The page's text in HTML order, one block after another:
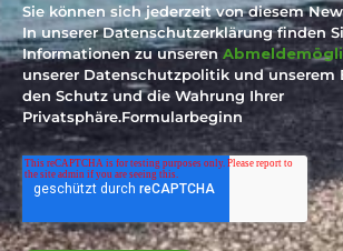
Sie können sich jederzeit von diesem
In unserer Datenschutzerklärung finden
Informationen zu unseren
unserer Datenschutzpolitik und unserem
den Schutz und die Wahrung Ihrer
Privatsphäre.Formularbeginn